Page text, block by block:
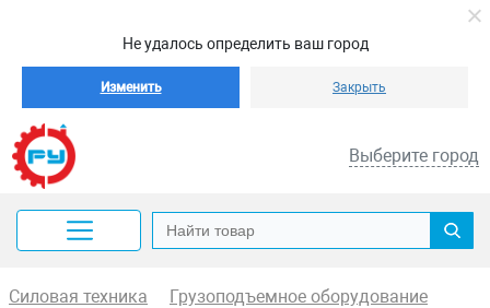
Не удалось определить ваш город
Изменить Закрыть
Выберите город
Силовая техника
Грузоподъемное оборудование